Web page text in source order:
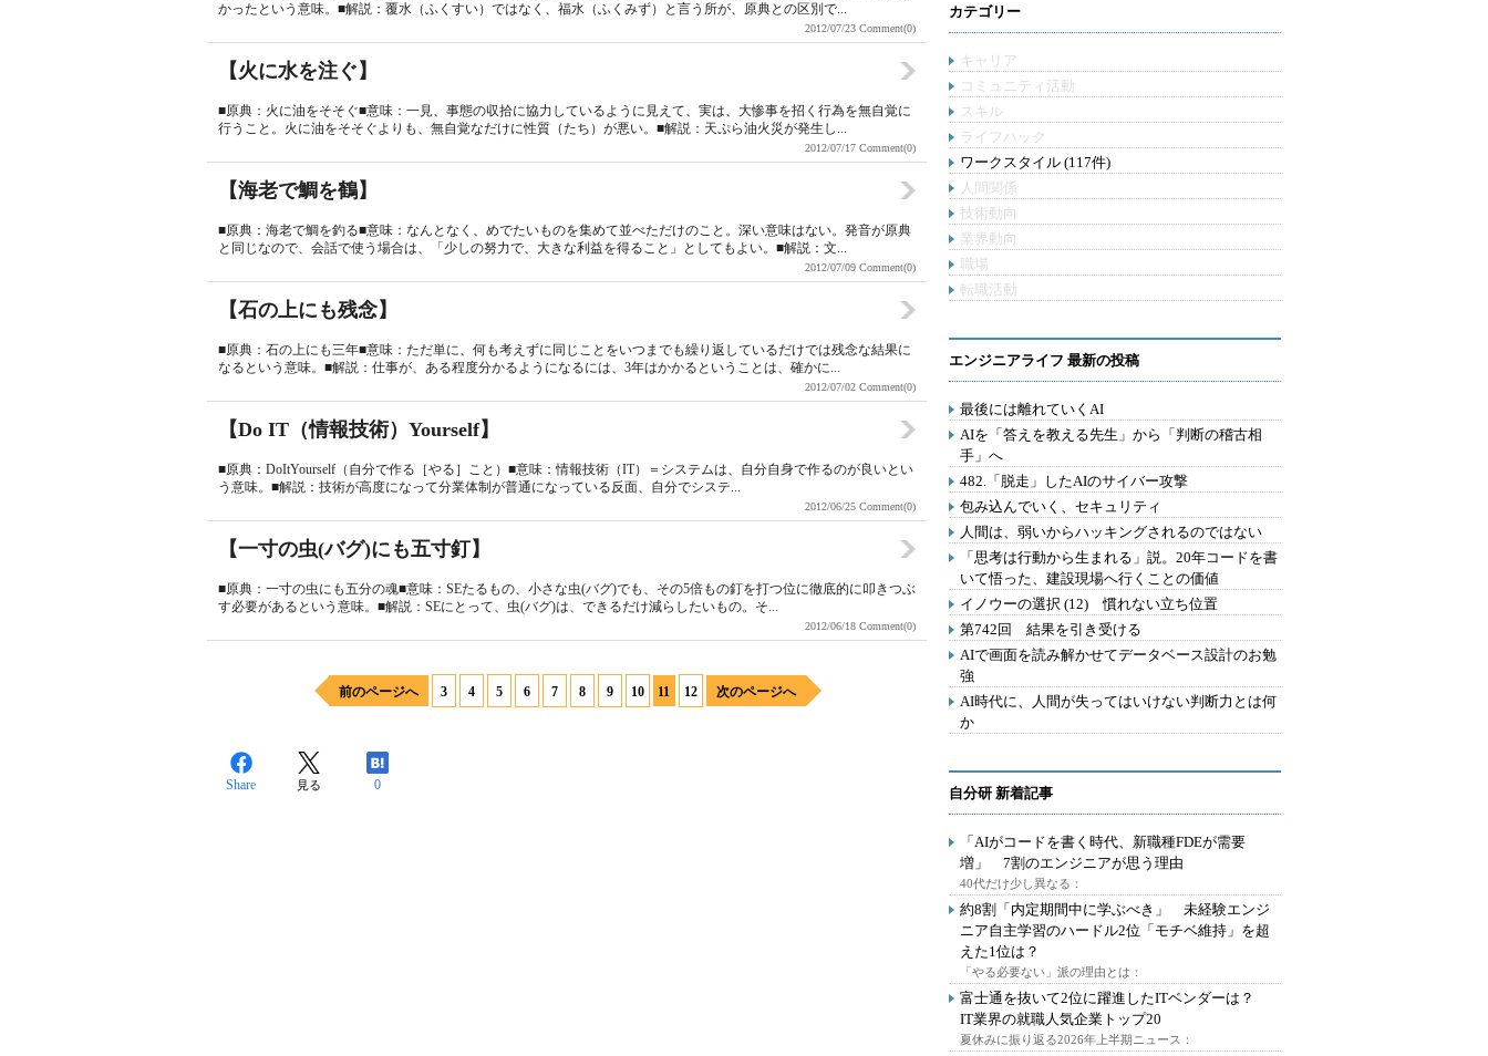
かったという意味。■解説：覆水（ふくすい）ではなく、福水（ふくみず）と言う所が、原典との区別で...
2012/07/23 Comment(0)
【火に水を注ぐ】
■原典：火に油をそそぐ■意味：一見、事態の収拾に協力しているように見えて、実は、大惨事を招く行為を無自覚に
行うこと。火に油をそそぐよりも、無自覚なだけに性質（たち）が悪い。■解説：天ぷら油火災が発生し...
2012/07/17 Comment(0)
【海老で鯛を鶴】
■原典：海老で鯛を釣る■意味：なんとなく、めでたいものを集めて並べただけのこと。深い意味はない。発音が原典
と同じなので、会話で使う場合は、「少しの努力で、大きな利益を得ること」としてもよい。■解説：文...
2012/07/09 Comment(0)
【石の上にも残念】
■原典：石の上にも三年■意味：ただ単に、何も考えずに同じことをいつまでも繰り返しているだけでは残念な結果に
なるという意味。■解説：仕事が、ある程度分かるようになるには、3年はかかるということは、確かに...
2012/07/02 Comment(0)
【Do IT（情報技術）Yourself】
■原典：DoItYourself（自分で作る［やる］こと）■意味：情報技術（IT）＝システムは、自分自身で作るのが良いとい
う意味。■解説：技術が高度になって分業体制が普通になっている反面、自分でシステ...
2012/06/25 Comment(0)
【一寸の虫(バグ)にも五寸釘】
■原典：一寸の虫にも五分の魂■意味：SEたるもの、小さな虫(バグ)でも、その5倍もの釘を打つ位に徹底的に叩きつぶ
す必要があるという意味。■解説：SEにとって、虫(バグ)は、できるだけ減らしたいもの。そ...
2012/06/18 Comment(0)
前のページへ 3 4 5 6 7 8 9 10 11 12 次のページへ
Share 見る 0
カテゴリー
キャリア
コミュニティ活動
スキル
ライフハック
ワークスタイル (117件)
人間関係
技術動向
業界動向
職場
転職活動
エンジニアライフ 最新の投稿
最後には離れていくAI
AIを「答えを教える先生」から「判断の稽古相
手」へ
482.「脱走」したAIのサイバー攻撃
包み込んでいく、セキュリティ
人間は、弱いからハッキングされるのではない
「思考は行動から生まれる」説。20年コードを書
いて悟った、建設現場へ行くことの価値
イノウーの選択 (12) 慣れない立ち位置
第742回 結果を引き受ける
AIで画面を読み解かせてデータベース設計のお勉
強
AI時代に、人間が失ってはいけない判断力とは何
か
自分研 新着記事
「AIがコードを書く時代、新職種FDEが需要
増」 7割のエンジニアが思う理由
40代だけ少し異なる：
約8割「内定期間中に学ぶべき」 未経験エンジ
ニア自主学習のハードル2位「モチベ維持」を超
えた1位は？
「やる必要ない」派の理由とは：
富士通を抜いて2位に躍進したITベンダーは？
IT業界の就職人気企業トップ20
夏休みに振り返る2026年上半期ニュース：